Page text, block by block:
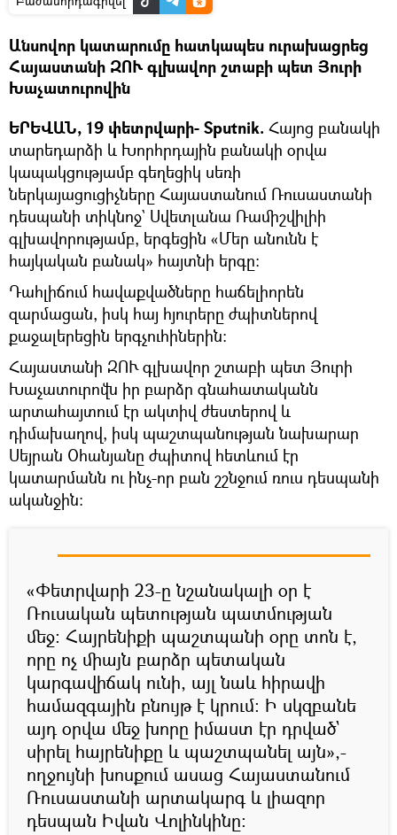
Անսովոր կատարումը հատկապես ուրախացրեց
Հայաստանի ԶՈՒ գլխավոր շտաբի պետ Յուրի
Խաչատուրովին
ԵՐԵՎԱՆ, 19 փետրվարի- Sputnik. Հայոց բանակի
տարեդարձի և Խորհրդային բանակի օրվա
կապակցությամբ գեղեցիկ սեռի
ներկայացուցիչները Հայաստանում Ռուսաստանի
դեսպանի տիկնոջ` Սվետլանա Ռամիշվիլիի
գլխավորությամբ, երգեցին «Մեր անունն է
հայկական բանակ» հայտնի երգը։
Դահլիճում հավաքվածները հաճելիորեն
զարմացան, իսկ հայ հյուրերը ժպիտներով
քաջալերեցին երգչուհիներին։
Հայաստանի ԶՈՒ գլխավոր շտաբի պետ Յուրի
Խաչատուրովն իր բարձր գնահատականն
արտահայտում էր ակտիվ ժեստերով և
դիմախաղով, իսկ պաշտպանության նախարար
Սեյրան Օհանյանը ժպիտով հետևում էր
կատարմանն ու ինչ-որ բան շշնջում ռուս դեսպանի
ականջին։
«Փետրվարի 23-ը նշանակալի օր է
Ռուսական պետության պատմության
մեջ։ Հայրենիքի պաշտպանի օրը տոն է,
որը ոչ միայն բարձր պետական
կարգավիճակ ունի, այլ նաև հիրավի
համազգային բնույթ է կրում։ Ի սկզբանե
այդ օրվա մեջ խորը իմաստ էր դրված`
սիրել հայրենիքը և պաշտպանել այն»,-
ողջույնի խոսքում ասաց Հայաստանում
Ռուսաստանի արտակարգ և լիազոր
դեսպան Իվան Վոլինկինը։